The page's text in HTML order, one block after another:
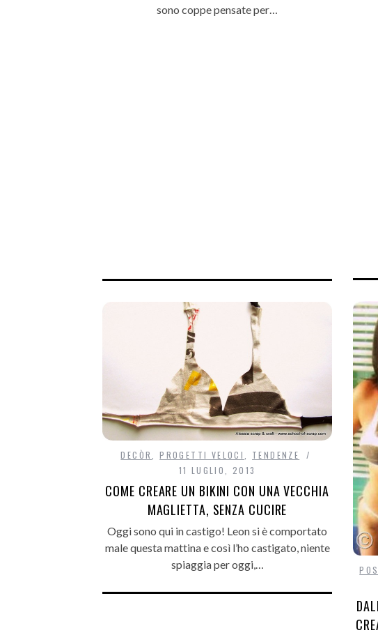
sono coppe pensate per…
DECÒR ,PROGETTI VELOCI
TENDENZE
11 LUGLIO, 2013
COME CREARE UN BIKINI CON UNA VECCHIA
MAGLIETTA, SENZA CUCIRE
Oggi sono qui in castigo! Leon si è comportato
male questa mattina e così l’ho castigato, niente
spiaggia per oggi,…